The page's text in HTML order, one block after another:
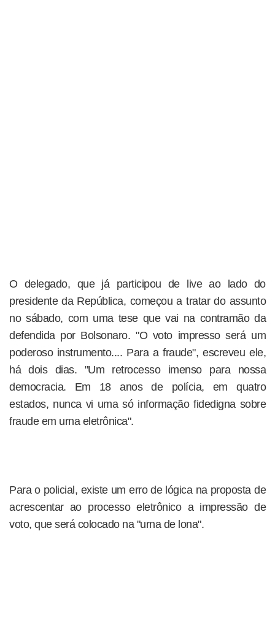
O delegado, que já participou de live ao lado do
presidente da República, começou a tratar do assunto
no sábado, com uma tese que vai na contramão da
defendida por Bolsonaro. "O voto impresso será um
poderoso instrumento.... Para a fraude", escreveu ele,
há dois dias. "Um retrocesso imenso para nossa
democracia. Em 18 anos de polícia, em quatro
estados, nunca vi uma só informação fidedigna sobre
fraude em urna eletrônica".
Para o policial, existe um erro de lógica na proposta de
acrescentar ao processo eletrônico a impressão de
voto, que será colocado na "urna de lona".